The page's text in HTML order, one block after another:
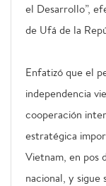
el Desarrollo”,
de Ufá de la
Enfatizó que el
independencia
cooperación
estratégica
Vietnam, en pos
nacional, y sigue